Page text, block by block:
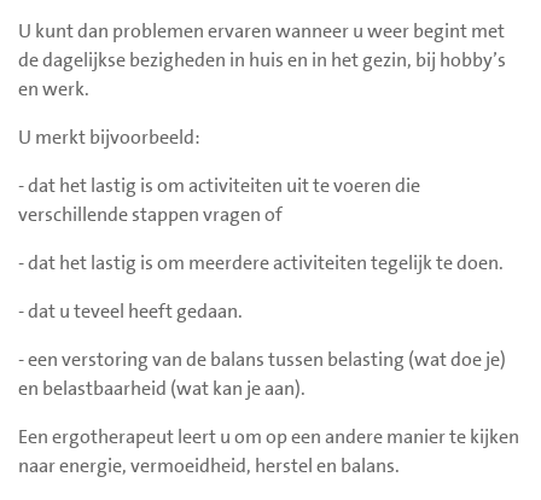
U kunt dan problemen ervaren wanneer u weer begint met
de dagelijkse bezigheden in huis en in het gezin, bij hobby’s
en werk.
U merkt bijvoorbeeld:
- dat het lastig is om activiteiten uit te voeren die
verschillende stappen vragen of
- dat het lastig is om meerdere activiteiten tegelijk te doen.
- dat u teveel heeft gedaan.
- een verstoring van de balans tussen belasting (wat doe je)
en belastbaarheid (wat kan je aan).
Een ergotherapeut leert u om op een andere manier te kijken
naar energie, vermoeidheid, herstel en balans.